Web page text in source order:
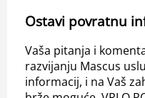
Ostavi povratnu
Vaša pitanja i
razvijanju Mascus
informacij, i na Vaš